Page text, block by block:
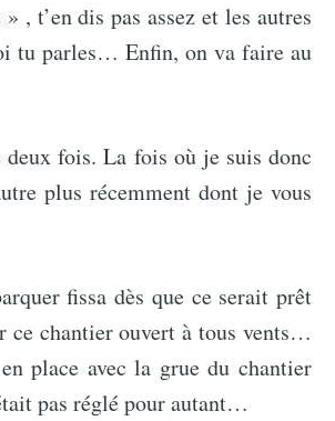
, t’en dis pas assez et les autres
tu parles… Enfin, on va faire au
fois. La fois où je suis donc
plus récemment dont je vous
fissa dès que ce serait prêt
ce chantier ouvert à tous vents…
place avec la grue du chantier
pas réglé pour autant…